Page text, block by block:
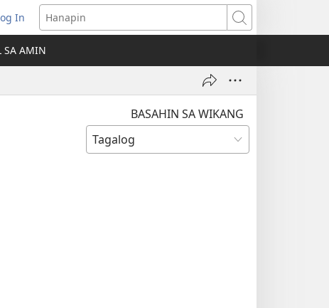
In
Hanapin
SA AMIN
BASAHIN SA WIKANG